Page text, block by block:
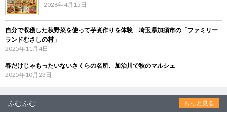
2026年4月15日
自分で収穫した秋野菜を使って芋煮作りを体験 埼玉県加須市の「ファミリー
ランドむさしの村」
2025年11月4日
春だけじゃもったいないさくらの名所、加治川で秋のマルシェ
2025年10月23日
ふむふむ もっと見る